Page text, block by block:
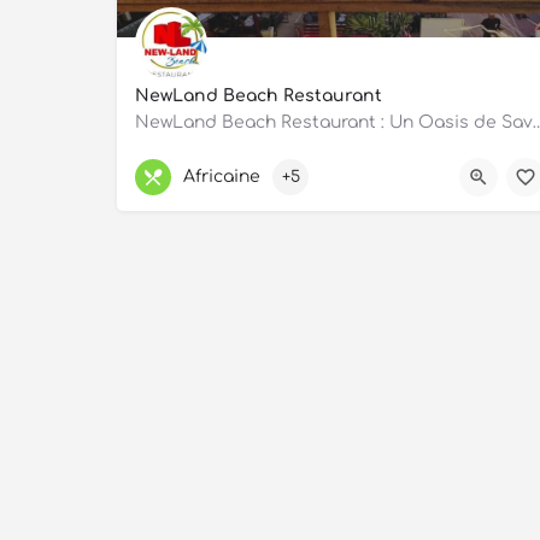
NewLand Beach Restaurant
NewLand Beach Restaurant : Un
OUVERT
Africaine +5